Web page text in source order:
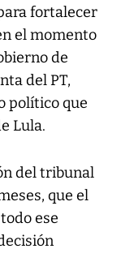
fortalecer
el momento
de
del PT,
político que
Lula.
del tribunal
que el
ese